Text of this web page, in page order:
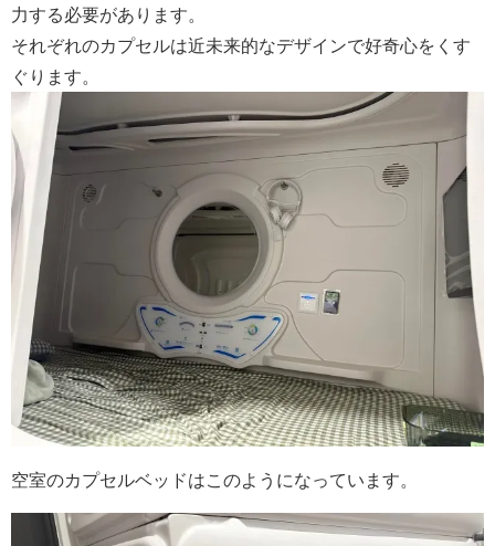
力する必要があります。
それぞれのカプセルは近未来的なデザインで好奇心をくす
ぐります。
空室のカプセルベッドはこのようになっています。